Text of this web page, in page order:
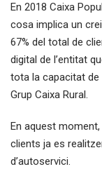
En 2018 Caixa
cosa implica un
67% del total de
digital de l’entitat
tota la capacitat de
Grup Caixa Rural.
En aquest
clients ja es
d’autoservici.